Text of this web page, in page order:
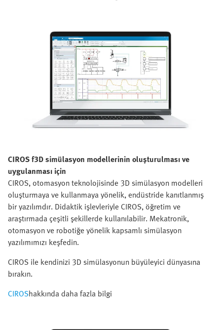
CIROS f3D simülasyon modellerinin oluşturulması ve
uygulanması için
CIROS, otomasyon teknolojisinde 3D simülasyon modelleri
oluşturmaya ve kullanmaya yönelik, endüstride kanıtlanmış
bir yazılımdır. Didaktik işlevleriyle CIROS, öğretim ve
araştırmada çeşitli şekillerde kullanılabilir. Mekatronik,
otomasyon ve robotiğe yönelik kapsamlı simülasyon
yazılımımızı keşfedin.
CIROS ile kendinizi 3D simülasyonun büyüleyici dünyasına
bırakın.
CIROShakkında daha fazla bilgi